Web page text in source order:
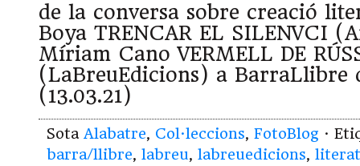
de la conversa sobre creació
Boya TRENCAR EL SILENVCI
Míriam Cano VERMELL DE
(LaBreuEdicions) a BarraLlibre
(13.03.21)
Sota Alabatre, Col·leccions, FotoBlog ·
barra/llibre, labreu, labreuedicions,